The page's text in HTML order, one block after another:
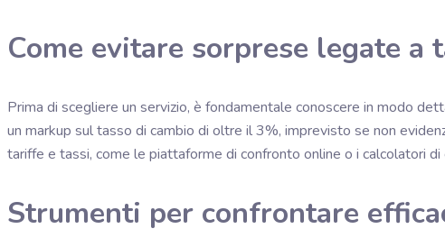
Come evitare sorprese legate
Prima di scegliere un servizio, è fondamentale conoscere in modo
un markup sul tasso di cambio di oltre il 3%, imprevisto se non
tariffe e tassi, come le piattaforme di confronto online o i calcolatori
Strumenti per confrontare